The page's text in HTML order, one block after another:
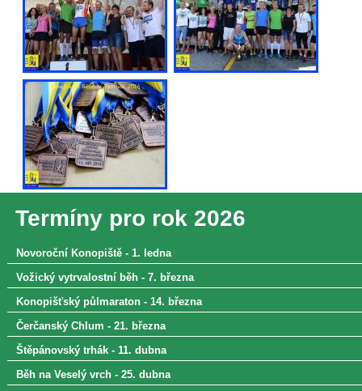
Termíny pro rok 2026
Novoroční Konopiště - 1. ledna
Vožický vytrvalostní běh - 7. března
Konopišťský půlmaraton - 14. března
Čerčanský Chlum - 21. března
Štěpánovský trhák - 11. dubna
Běh na Veselý vrch - 25. dubna